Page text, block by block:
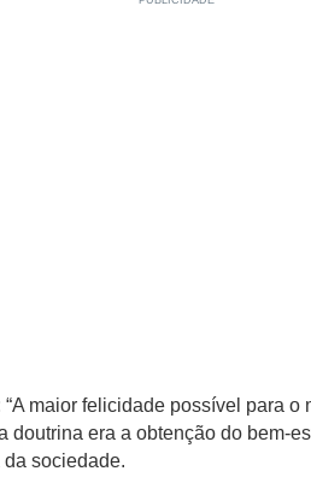
maior felicidade possível para o
doutrina era a obtenção do bem-
sociedade.